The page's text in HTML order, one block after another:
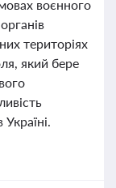
воєнного
територіях
який бере